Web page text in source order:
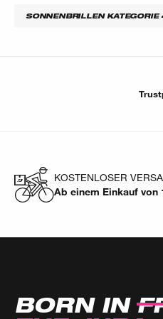
SONNENBRILLEN KATEGORIE
KOSTENLOSER
Ab einem Einkauf von
BORN IN